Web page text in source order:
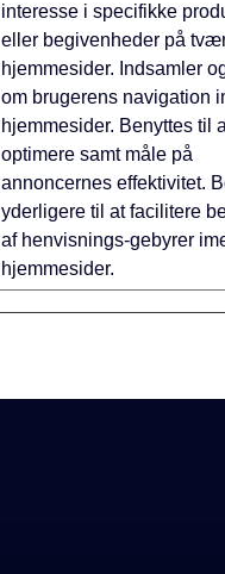
interesse i specifikke
eller begivenheder på
hjemmesider. Indsamler
om brugerens navigation
hjemmesider. Benyttes til
optimere samt måle på
annoncernes effektivitet.
yderligere til at facilitere
af henvisnings-gebyrer
hjemmesider.